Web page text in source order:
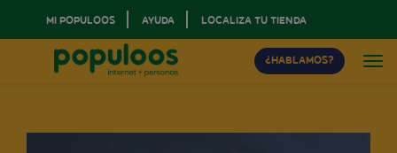
MI POPULOOS AYUDA LOCALIZA TU TIENDA
¿HABLAMOS?